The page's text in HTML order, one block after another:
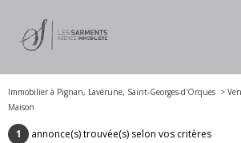
Immobilier à Pignan, Lavérune, Saint-Georges-d'Orques
Maison
1 annonce(s) trouvée(s) selon vos critères